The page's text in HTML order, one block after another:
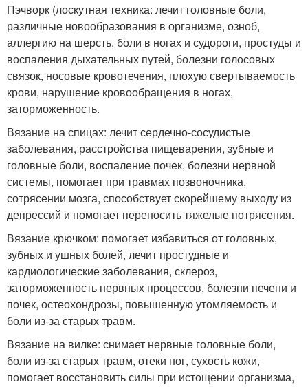
Пэчворк (лоскутная техника: лечит головные боли,
различные новообразования в организме, озноб,
аллергию на шерсть, боли в ногах и судороги, простуды и
воспаления дыхательных путей, болезни голосовых
связок, носовые кровотечения, плохую свертываемость
крови, нарушение кровообращения в ногах,
заторможенность.
Вязание на спицах: лечит сердечно-сосудистые
заболевания, расстройства пищеварения, зубные и
головные боли, воспаление почек, болезни нервной
системы, помогает при травмах позвоночника,
сотрясении мозга, способствует скорейшему выходу из
депрессий и помогает переносить тяжелые потрясения.
Вязание крючком: помогает избавиться от головных,
зубных и ушных болей, лечит простудные и
кардиологические заболевания, склероз,
заторможенность нервных процессов, болезни печени и
почек, остеохондрозы, повышенную утомляемость и
боли из-за старых травм.
Вязание на вилке: снимает нервные головные боли,
боли из-за старых травм, отеки ног, сухость кожи,
помогает восстановить силы при истощении организма,